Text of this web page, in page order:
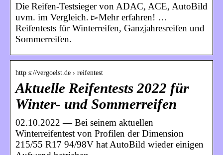
Die Reifen-Testsieger von ADAC, ACE, AutoBild
uvm. im Vergleich. ▻Mehr erfahren! …
Reifentests für Winterreifen, Ganzjahresreifen und
Sommerreifen.
http s://vergoelst.de › reifentest
Aktuelle Reifentests 2022 für
Winter- und Sommerreifen
02.10.2022 — Bei seinem aktuellen
Winterreifentest von Profilen der Dimension
215/55 R17 94/98V hat AutoBild wieder einigen